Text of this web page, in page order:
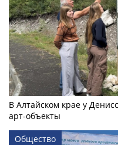
В Алтайском крае у
арт-объекты
Общество